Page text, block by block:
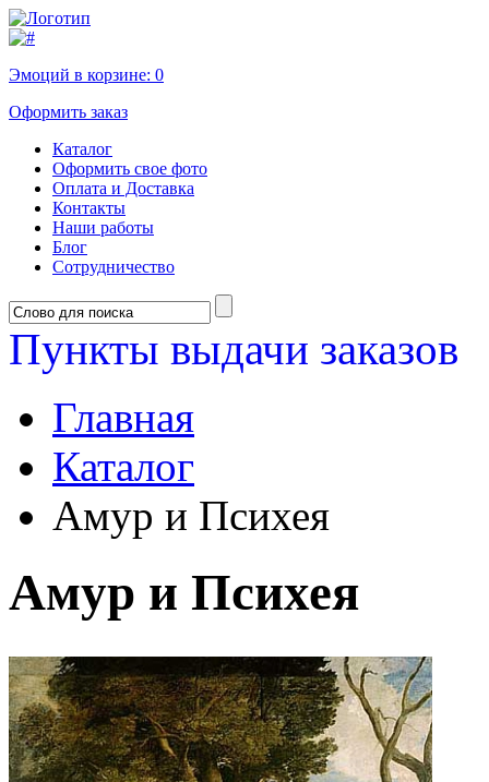
Эмоций в корзине: 0
Оформить заказ
Каталог
Оформить свое фото
Оплата и Доставка
Контакты
Наши работы
Блог
Сотрудничество
Пункты выдачи заказов
Главная
Каталог
Амур и Психея
Амур и Психея